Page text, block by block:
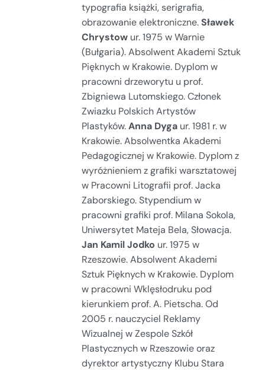
typografia książki, serigrafia,
obrazowanie elektroniczne.Sławek
Chrystow ur. 1975 w Warnie
(Bułgaria). Absolwent Akademi Sztuk
Pięknych w Krakowie. Dyplom w
pracowni drzeworytu u prof.
Zbigniewa Lutomskiego. Członek
Zwiazku Polskich Artystów
Plastyków.Anna Dyga ur. 1981 r. w
Krakowie. Absolwentka Akademi
Pedagogicznej w Krakowie. Dyplom z
wyróżnieniem z grafiki warsztatowej
w Pracowni Litografii prof. Jacka
Zaborskiego. Stypendium w
pracowni grafiki prof. Milana Sokola,
Uniwersytet Mateja Bela, Słowacja.
Jan Kamil Jodko ur. 1975 w
Rzeszowie. Absolwent Akademi
Sztuk Pięknych w Krakowie. Dyplom
w pracowni Wklęsłodruku pod
kierunkiem prof. A. Pietscha. Od
2005 r. nauczyciel Reklamy
Wizualnej w Zespole Szkół
Plastycznych w Rzeszowie oraz
dyrektor artystyczny Klubu Stara